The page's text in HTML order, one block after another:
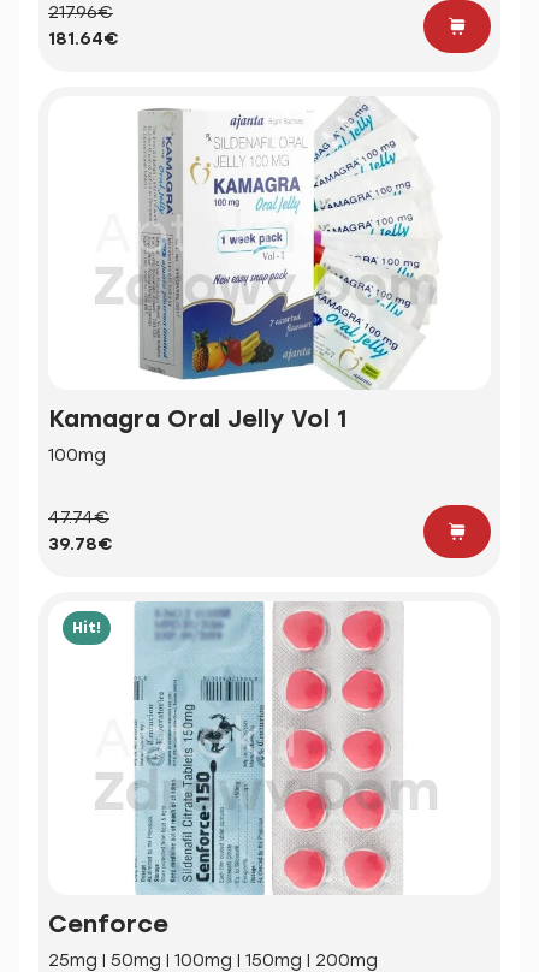
217.96€
181.64€
Kamagra Oral Jelly Vol 1
100mg
47.74€
39.78€
Hit!
Cenforce
25mg | 50mg | 100mg | 150mg | 200mg